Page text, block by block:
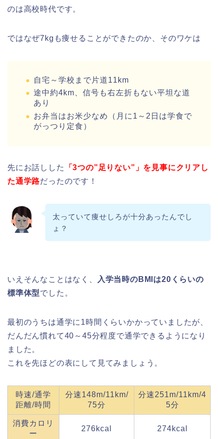
のは高校時代です。
ではなぜ7kgも痩せることができたのか、そのワケは
自宅～学校まで片道11km
途中約4km、信号も右左折もない平坦な道
あり
お弁当はお米少なめ（月に1～2日は学食で
がっつり定食）
先にお話しした
「3つの”足りない”」を見事にクリアし
た通学路だったのです！
太っていて痩せしろが十分あったんでし
ょ？
いえそんなことはなく、
入学当時のBMIは20くらいの
標準体型でした。
最初のうちは通学に1時間くらいかかっていましたが、
だんだん慣れて40～45分程度で通学できるようになり
ました。
これを先ほどの表にして見てみましょう。
時速/通学
距離/時間
分速148m/11km/
75分
分速251m/11km/4
5分
消費カロリ
ー
276kcal 274kcal